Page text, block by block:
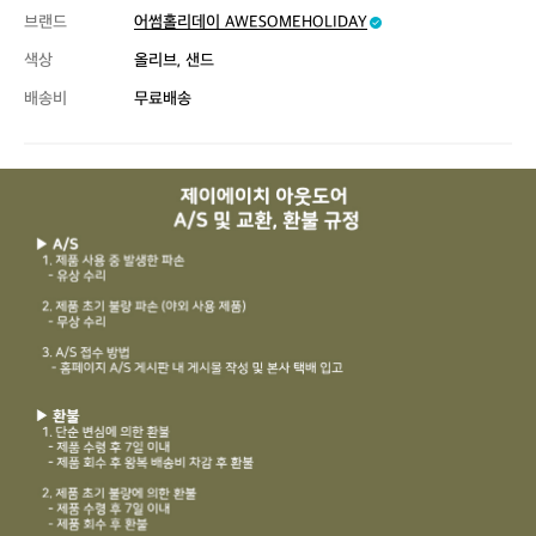
브랜드
어썸홀리데이 AWESOMEHOLIDAY
색상
올리브, 샌드
배송비
무료배송